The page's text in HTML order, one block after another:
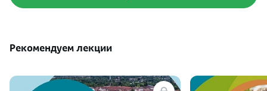
Рекомендуем лекции